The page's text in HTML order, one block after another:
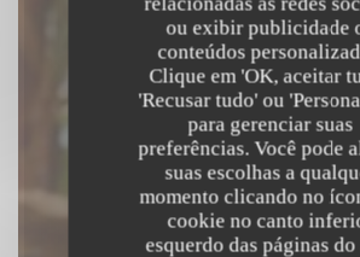
ou exibir publicidade
conteúdos
Clique em 'OK, aceitar
'Recusar tudo' ou
para gerenciar suas
preferências. Você pode
suas escolhas a
momento clicando no
cookie no canto
esquerdo das páginas do
Beach
SAINT LAURENT DU
RESERVAR UMA